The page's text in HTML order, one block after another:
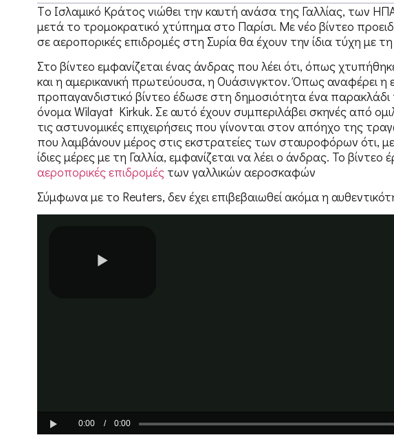
Tο Ισλαμικό Κράτος νιώθει την καυτή ανάσα της Γαλλίας, των
μετά το τρομοκρατικό χτύπημα στο Παρίσι. Με νέο βίντεο
σε αεροπορικές επιδρομές στη Συρία θα έχουν την ίδια τύχη με τη
Στο βίντεο εμφανίζεται ένας άνδρας που λέει ότι, όπως
και η αμερικανική πρωτεύουσα, η Ουάσινγκτον. Όπως αναφέρει
προπαγανδιστικό βίντεο έδωσε στη δημοσιότητα ένα
όνομα Wilayat Kirkuk. Σε αυτό έχουν συμπεριλάβει σκηνές από
τις αστυνομικές επιχειρήσεις που γίνονται στον απόηχο της
που λαμβάνουν μέρος στις εκστρατείες των σταυροφόρων ότι,
ίδιες μέρες με τη Γαλλία, εμφανίζεται να λέει ο άνδρας. Το βίντεο
αεροπορικές επιδρομέςτων γαλλικών αεροσκαφών
Σύμφωνα με το Reuters, δεν έχει επιβεβαιωθεί ακόμα η